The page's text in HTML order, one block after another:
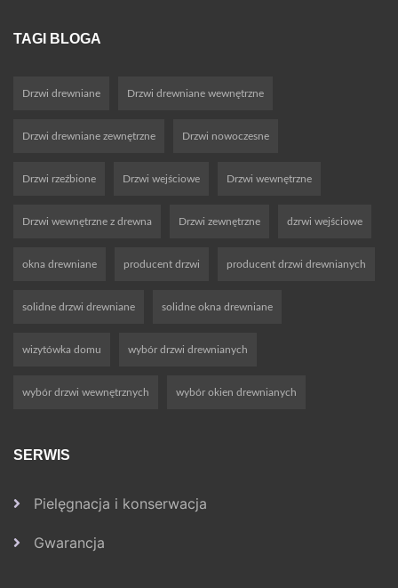
TAGI BLOGA
Drzwi drewniane Drzwi drewniane wewnętrzne
Drzwi drewniane zewnętrzne Drzwi nowoczesne
Drzwi rzeźbione Drzwi wejściowe Drzwi wewnętrzne
Drzwi wewnętrzne z drewna Drzwi zewnętrzne dzrwi wejściowe
okna drewniane producent drzwi producent drzwi drewnianych
solidne drzwi drewniane solidne okna drewniane
wizytówka domu wybór drzwi drewnianych
wybór drzwi wewnętrznych wybór okien drewnianych
SERWIS
Pielęgnacja i konserwacja
Gwarancja